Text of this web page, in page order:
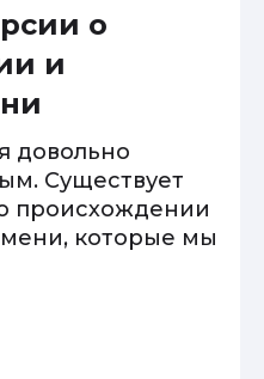
о
и
довольно
Существует
происхождении
которые мы